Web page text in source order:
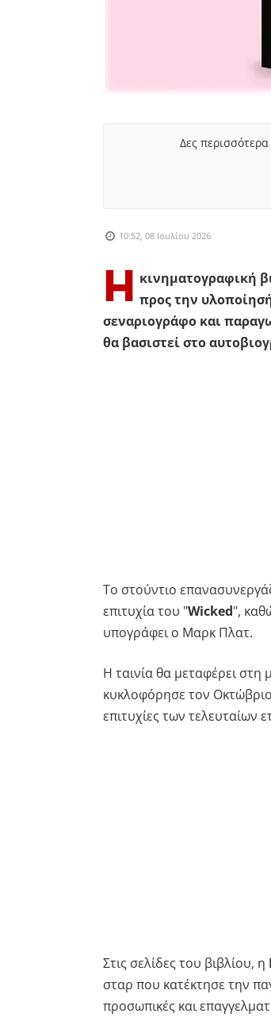
Δες
10:52, 08 Ιουλίου 2026
Η
κινηματογραφική
προς την
σεναριογράφο και
θα βασιστεί στο
Το στούντιο
επιτυχία του "Wicked",
υπογράφει ο Μαρκ Πλατ.
Η ταινία θα μεταφέρει
κυκλοφόρησε τον Οκτώβριο
επιτυχίες των τελευταίων
Στις σελίδες του βιβλίου, η
σταρ που κατέκτησε την
προσωπικές και